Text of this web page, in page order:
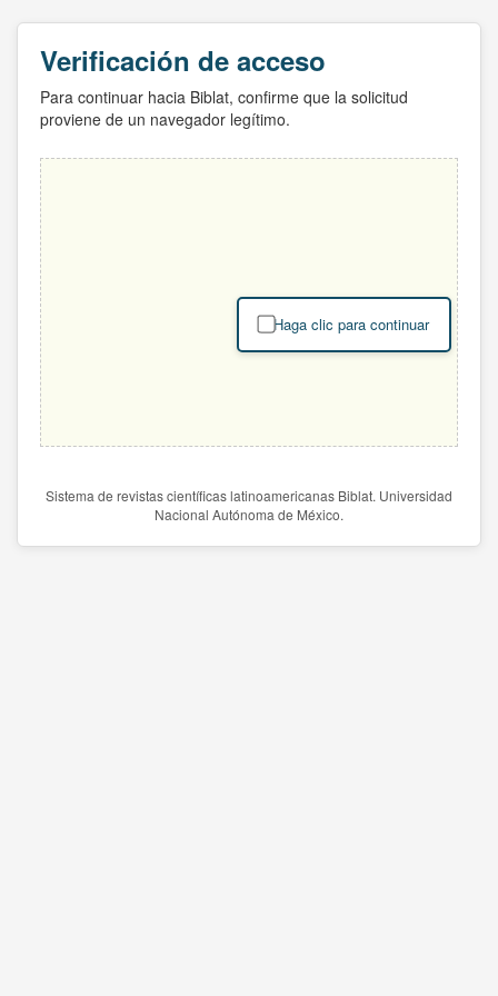
Verificación de acceso
Para continuar hacia Biblat, confirme que la solicitud
proviene de un navegador legítimo.
Haga clic para continuar
Sistema de revistas científicas latinoamericanas Biblat. Universidad
Nacional Autónoma de México.